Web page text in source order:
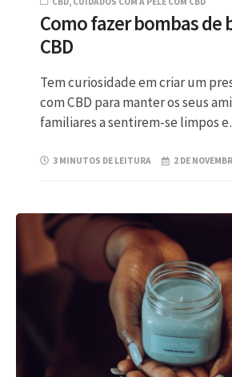
Como fazer bombas de
CBD
Tem curiosidade em criar um
com CBD para manter os seus
familiares a sentirem-se limpos
3 MINUTOS DE LEITURA 2 DE